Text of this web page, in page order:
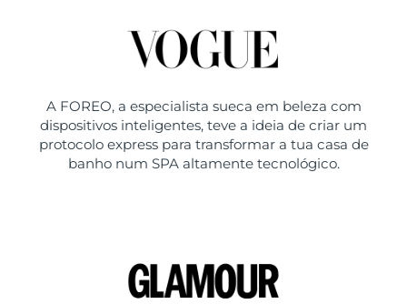
A FOREO, a especialista sueca em beleza com
dispositivos inteligentes, teve a ideia de criar um
protocolo express para transformar a tua casa de
banho num SPA altamente tecnológico.